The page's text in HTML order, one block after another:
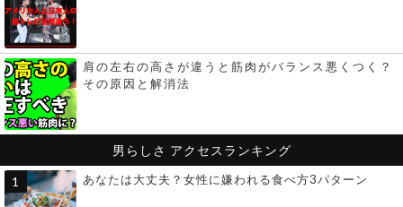
肩の左右の高さが違うと筋肉がバランス悪くつく？
その原因と解消法
男らしさ アクセスランキング
あなたは大丈夫？女性に嫌われる食べ方3パターン